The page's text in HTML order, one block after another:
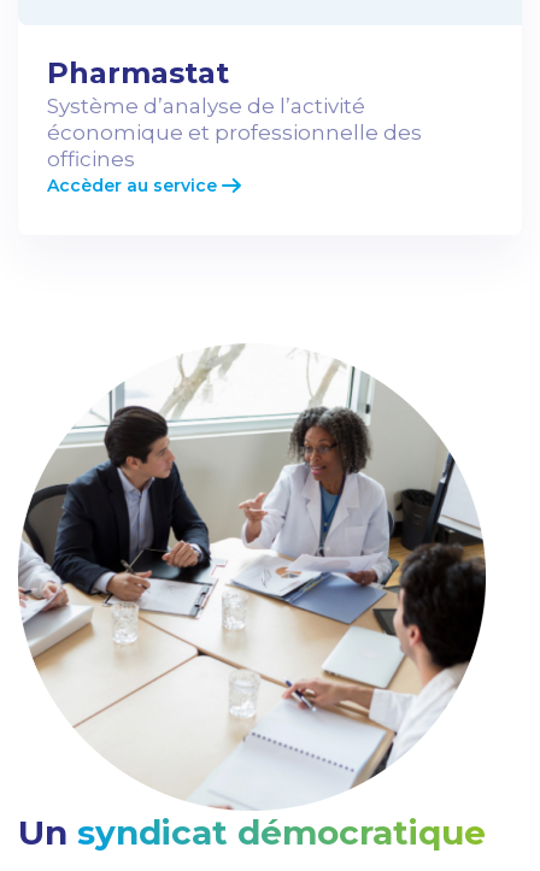
Pharmastat
Système d’analyse de l’activité
économique et professionnelle des
officines
Accèder au service
Un syndicat démocratique